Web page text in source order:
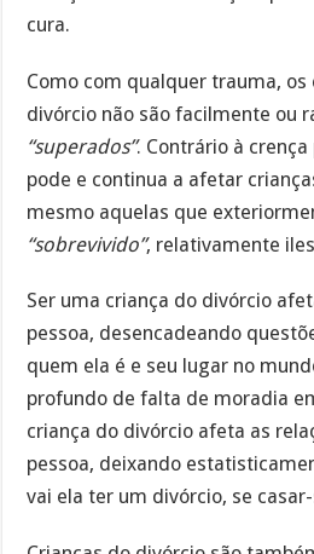
cura.
Como com qualquer trauma,
divórcio não são facilmente ou
“superados”. Contrário à
pode e continua a afetar
mesmo aquelas que
“sobrevivido”, relativamente
Ser uma criança do divórcio
pessoa, desencadeando
quem ela é e seu lugar no
profundo de falta de moradia
criança do divórcio afeta as
pessoa, deixando
vai ela ter um divórcio, se